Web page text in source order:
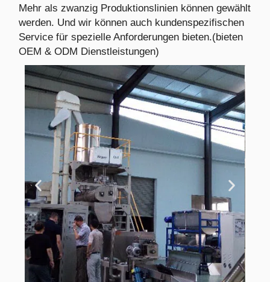
Mehr als zwanzig Produktionslinien können gewählt
werden. Und wir können auch kundenspezifischen
Service für spezielle Anforderungen bieten.(bieten
OEM & ODM Dienstleistungen)